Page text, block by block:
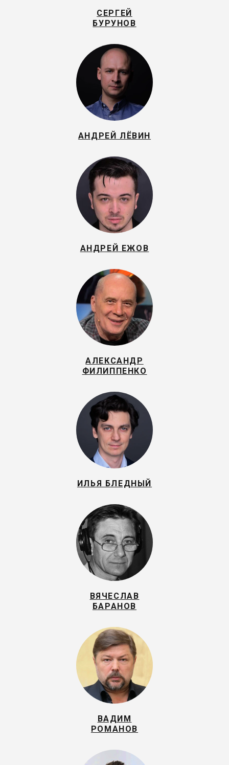
СЕРГЕЙ
БУРУНОВ
АНДРЕЙ ЛЁВИН
АНДРЕЙ ЕЖОВ
АЛЕКСАНДР
ФИЛИППЕНКО
ИЛЬЯ БЛЕДНЫЙ
ВЯЧЕСЛАВ
БАРАНОВ
ВАДИМ
РОМАНОВ